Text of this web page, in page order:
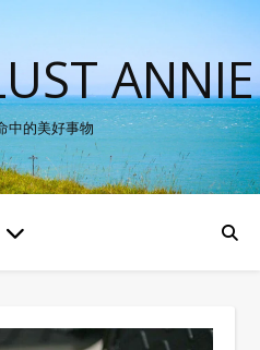
ANNIE
中的美好事物